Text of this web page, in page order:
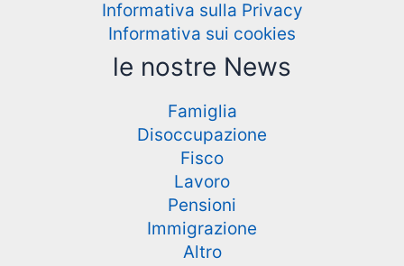
Informativa sulla Privacy
Informativa sui cookies
le nostre News
Famiglia
Disoccupazione
Fisco
Lavoro
Pensioni
Immigrazione
Altro